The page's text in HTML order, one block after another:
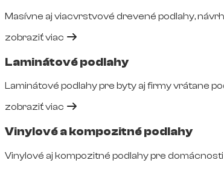
Masívne aj viacvrstvové drevené podlahy,
zobraziť viac
Laminátové podlahy
Laminátové podlahy pre byty aj firmy vrátane
zobraziť viac
Vinylové a kompozitné podlahy
Vinylové aj kompozitné podlahy pre